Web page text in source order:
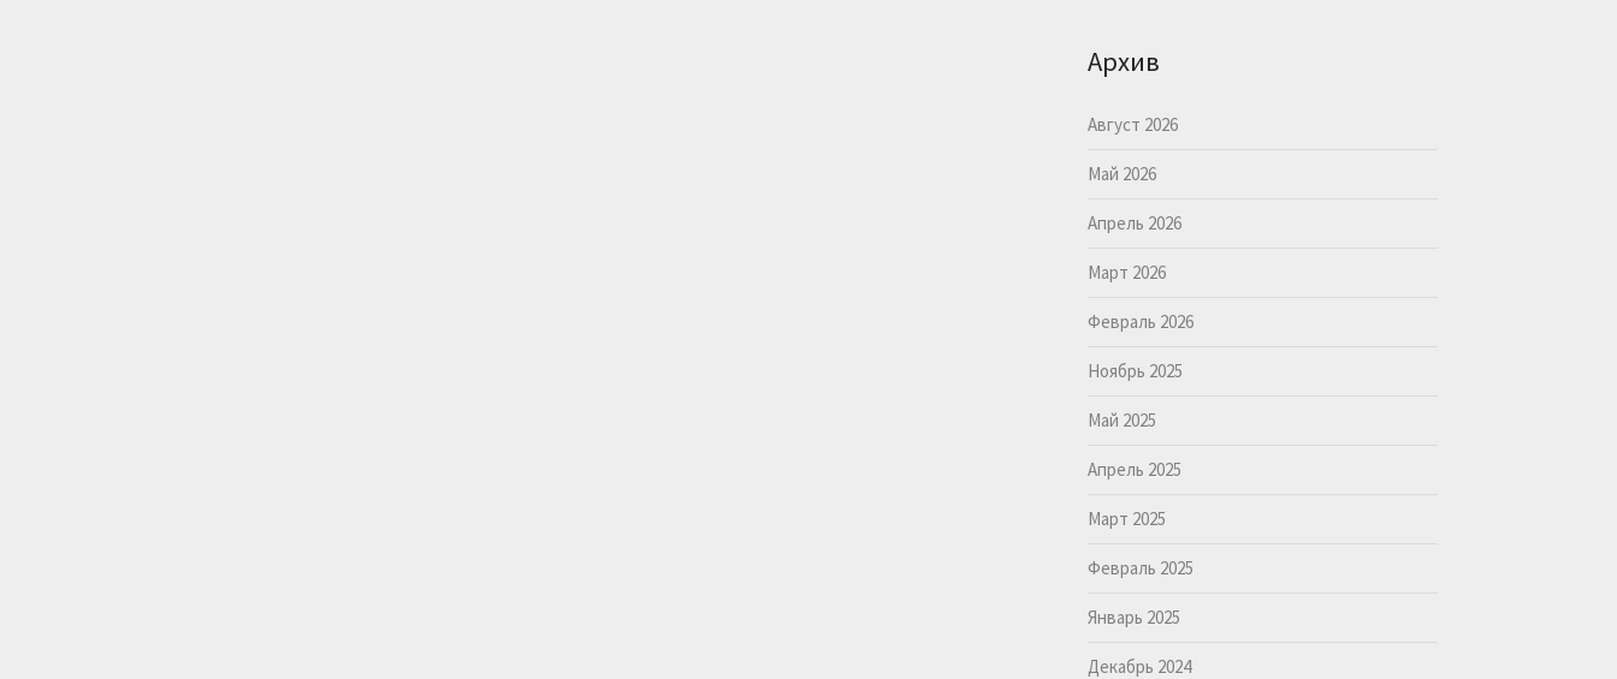
Архив
Август 2026
Май 2026
Апрель 2026
Март 2026
Февраль 2026
Ноябрь 2025
Май 2025
Апрель 2025
Март 2025
Февраль 2025
Январь 2025
Декабрь 2024